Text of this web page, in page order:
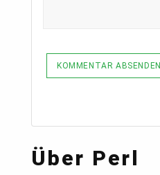
KOMMENTAR ABSENDEN
Über Perl